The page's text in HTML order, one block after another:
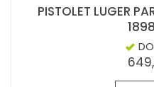
PISTOLET LUGER